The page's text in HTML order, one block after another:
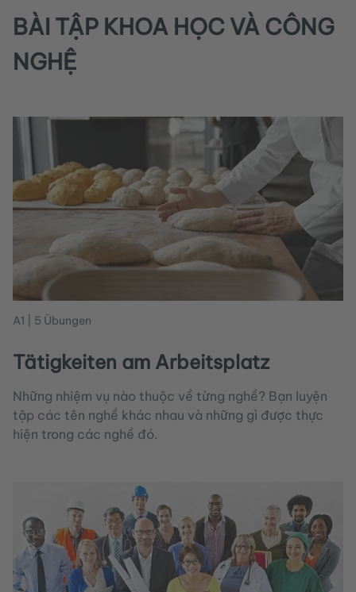
BÀI TẬP KHOA HỌC VÀ CÔNG
NGHỆ
A1 | 5 Übungen
Tätigkeiten am Arbeitsplatz
Những nhiệm vụ nào thuộc về từng nghề? Bạn luyện
tập các tên nghề khác nhau và những gì được thực
hiện trong các nghề đó.